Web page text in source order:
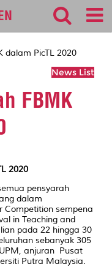
dalam PicTL 2020
News List
FBMK
2020
pensyarah
dalam
Competition sempena
in Teaching and
pada 22 hingga 30
sebanyak 305
anjuran Pusat
Putra Malaysia.